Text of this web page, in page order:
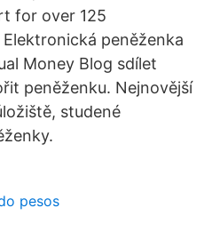
for over 125
peněženka
Money Blog sdílet
peněženku. Nejnovější
studené
pesos